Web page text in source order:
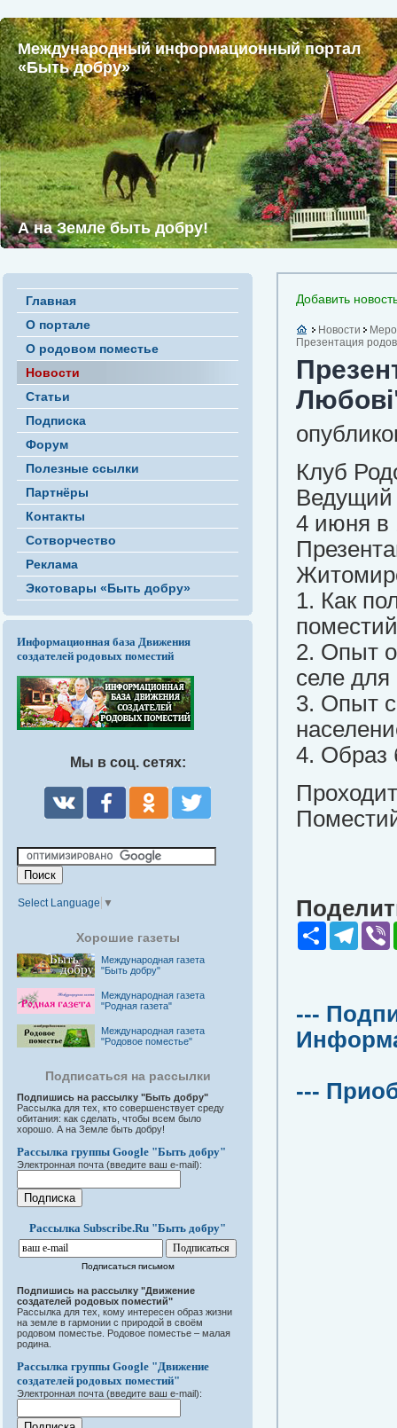
Международный информационный портал
«Быть добру»
А на Земле быть добру!
Главная
О портале
О родовом поместье
Новости
Статьи
Подписка
Форум
Полезные ссылки
Партнёры
Контакты
Сотворчество
Реклама
Экотовары «Быть добру»
Информационная база Движения
создателей родовых поместий
Мы в соц. сетях:
Select Language ▼
Хорошие газеты
Международная газета
"Быть добру"
Международная газета
"Родная газета"
Международная газета
"Родовое поместье"
Подписаться на рассылки
Подпишись на рассылку "Быть добру"
Рассылка для тех, кто совершенствует среду
обитания: как сделать, чтобы всем было
хорошо. А на Земле быть добру!
Рассылка группы Google "Быть добру"
Электронная почта (введите ваш e-mail):
Рассылка Subscribe.Ru "Быть добру"
Подписаться письмом
Подпишись на рассылку "Движение
создателей родовых поместий"
Рассылка для тех, кому интересен образ жизни
на земле в гармонии с природой в своём
родовом поместье. Родовое поместье – малая
родина.
Рассылка группы Google "Движение
создателей родовых поместий"
Электронная почта (введите ваш e-mail):
Добавить
Новости
Презентация
Клуб
Ведущий
4 июня в
1. Как
2. Опыт
селе для
3. Опыт
4. Образ
Share
---
---